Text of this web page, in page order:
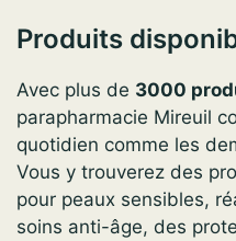
Produits
Avec plus de 3000
parapharmacie Mireuil
quotidien comme les
Vous y trouverez des
pour peaux sensibles,
soins anti-âge, des